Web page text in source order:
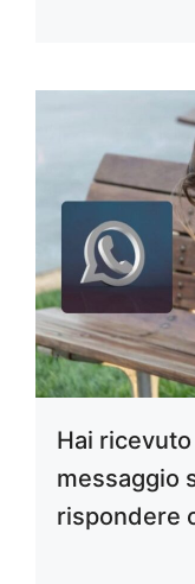
Hai
messaggio
rispondere